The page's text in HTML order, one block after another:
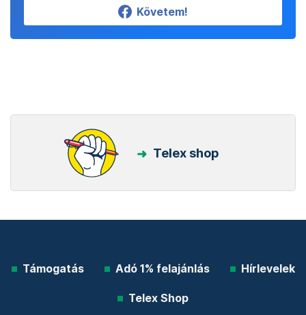
Követem!
Telex shop
Támogatás Adó 1% felajánlás Hírlevelek
Telex Shop